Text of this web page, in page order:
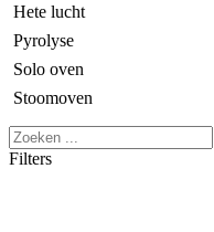
Hete lucht
Pyrolyse
Solo oven
Stoomoven
Filters